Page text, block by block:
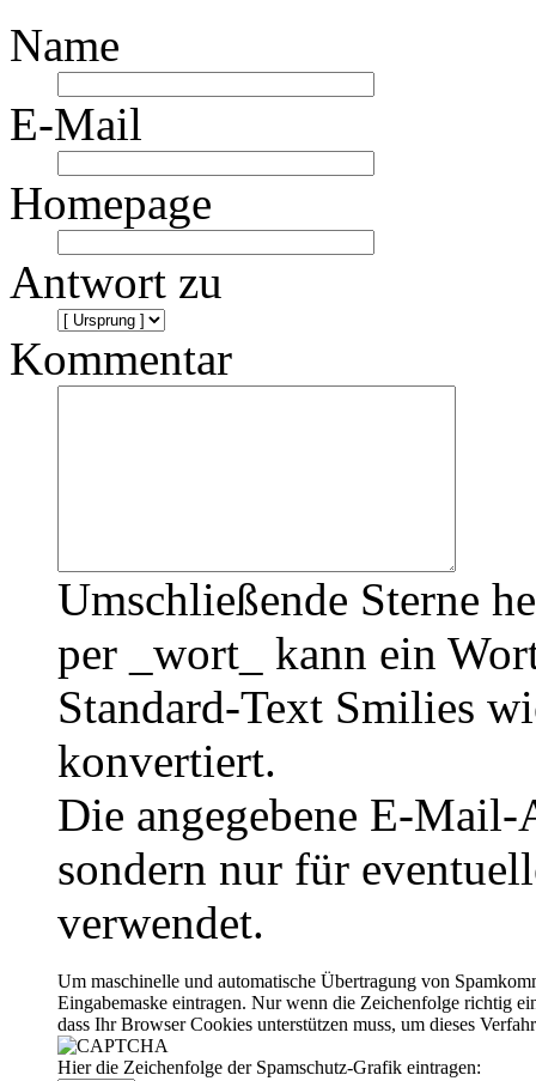
Name
E-Mail
Homepage
Antwort zu
Kommentar
Umschließende Sterne
per _wort_ kann ein
Standard-Text Smilies
konvertiert.
Die angegebene E-
sondern nur für
verwendet.
Um maschinelle und automatische Übertragung von
Eingabemaske eintragen. Nur wenn die Zeichenfolge richtig
dass Ihr Browser Cookies unterstützen muss, um dieses
Hier die Zeichenfolge der Spamschutz-Grafik eintragen: